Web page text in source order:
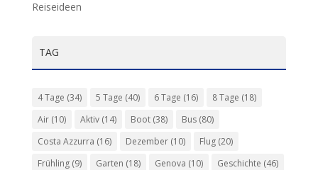
Reiseideen
TAG
4 Tage (34) 5 Tage (40) 6 Tage (16) 8 Tage (18)
Air(10) Aktiv(14) Boot(38) Bus(80)
Costa Azzurra (16) Dezember(10) Flug(20)
Frühling(9) Garten (18) Genova (10) Geschichte (46)